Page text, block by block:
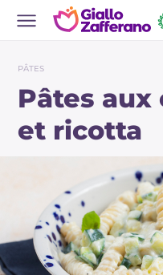
PÂTES
Pâtes
et ricotta